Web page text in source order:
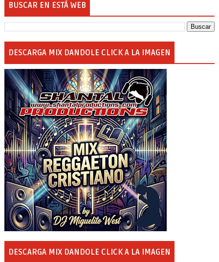
BUSCAR EN ESTÁ WEB
DESCARGA MIX DANDOLE CLICK A LA IMAGEN
DESCARGA MIX DANDOLE CLICK A LA IMAGEN